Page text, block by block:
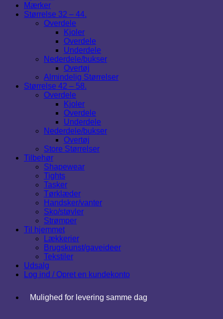
Mærker
Størrelse 32 – 44.
Overdele
Kjoler
Overdele
Underdele
Nederdele/bukser
Overtøj
Almindelig Størrelser
Størrelse 42 – 58.
Overdele
Kjoler
Overdele
Underdele
Nederdele/bukser
Overtøj
Store Størrelser
Tilbehør
Shapewear
Tights
Tasker
Tørklæder
Handsker/vanter
Sko/støvler
Strømper
Til hjemmet
Lækkerier
Brugskunst/gaveideer
Tekstiler
Udsalg
Log ind / Opret en kundekonto
Mulighed for levering samme dag